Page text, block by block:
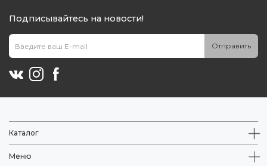
Подписывайтесь на новости!
Отправить
Каталог
Меню